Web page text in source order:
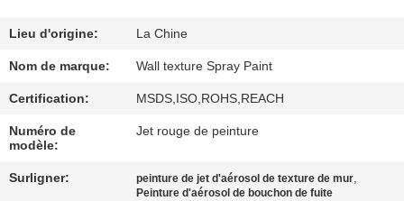
CONTRÔLE
DE
QUALITÉ
CONTACTEZ-
NOUS
Lieu d'origine: La Chine
Nom de marque: Wall texture Spray Paint
Certification: MSDS,ISO,ROHS,REACH
Numéro de
modèle:
Jet rouge de peinture
Surligner: peinture de jet d'aérosol de texture de mur,
Peinture d'aérosol de bouchon de fuite